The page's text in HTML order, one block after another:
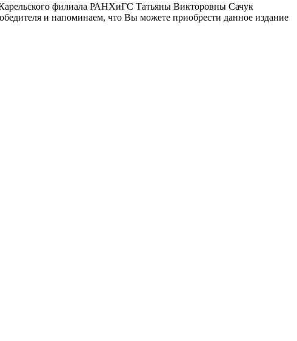
филиала РАНХиГС Татьяны Викторовны Сачук
и напоминаем, что Вы можете приобрести данное издание